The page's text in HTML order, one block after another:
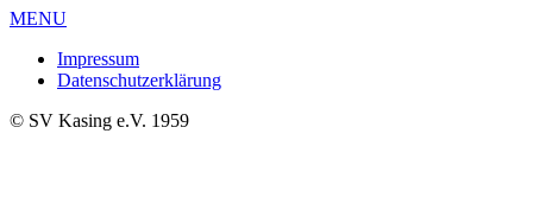
MENU
Impressum
Datenschutzerklärung
© SV Kasing e.V. 1959